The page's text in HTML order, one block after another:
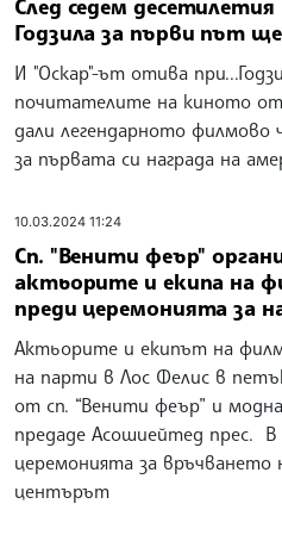
След седем десетилетия
Годзила за първи път
И "Оскар"-ът отива
почитателите на киното
дали легендарното филмово
за първата си награда на
10.03.2024 11:24
Сп. "Венити феър"
актьорите и екипа на
преди церемонията за
Актьорите и екипът на
на парти в Лос Фелис в
от сп. “Венити феър” и
предаде Асошиейтед прес. В
церемонията за връчването
центърът